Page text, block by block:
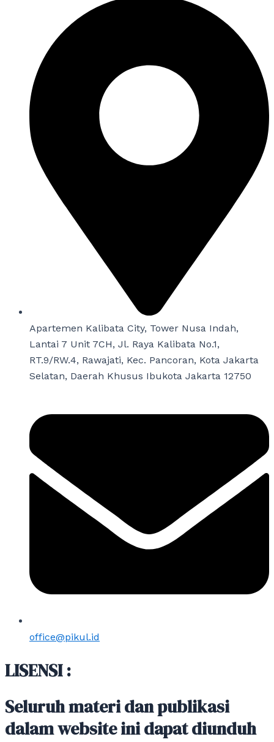
Apartemen Kalibata City, Tower Nusa Indah,
Lantai 7 Unit 7CH, Jl. Raya Kalibata No.1,
RT.9/RW.4, Rawajati, Kec. Pancoran, Kota Jakarta
Selatan, Daerah Khusus Ibukota Jakarta 12750
office@pikul.id
LISENSI :
Seluruh materi dan publikasi
dalam website ini dapat diunduh